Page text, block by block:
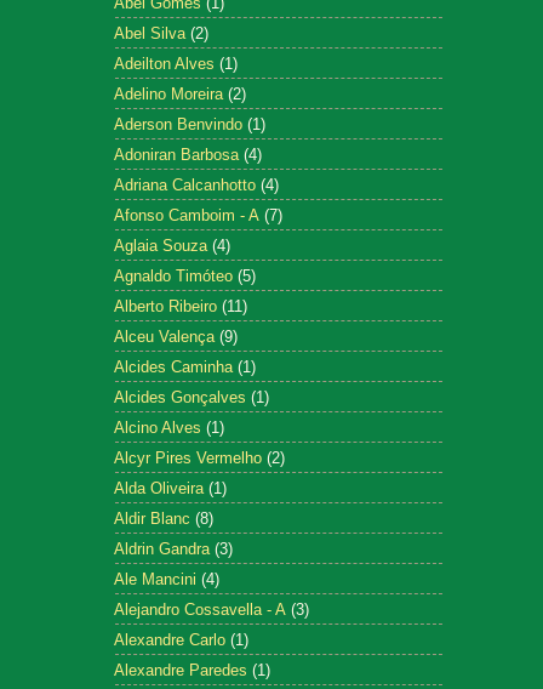
Abel Silva (2)
Adeilton Alves (1)
Adelino Moreira (2)
Aderson Benvindo (1)
Adoniran Barbosa (4)
Adriana Calcanhotto (4)
Afonso Camboim - A (7)
Aglaia Souza (4)
Agnaldo Timóteo (5)
Alberto Ribeiro (11)
Alceu Valença (9)
Alcides Caminha (1)
Alcides Gonçalves (1)
Alcino Alves (1)
Alcyr Pires Vermelho (2)
Alda Oliveira (1)
Aldir Blanc (8)
Aldrin Gandra (3)
Ale Mancini (4)
Alejandro Cossavella - A (3)
Alexandre Carlo (1)
Alexandre Paredes (1)